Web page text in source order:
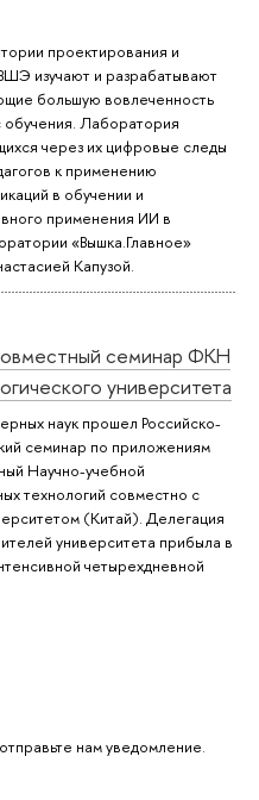
проектирования и
изучают и разрабатывают
большую вовлеченность
обучения. Лаборатория
через их цифровые следы
к применению
в обучении и
применения ИИ в
«Вышка.Главное»
Капузой.
семинар ФКН
университета
наук прошел Российско-
семинар по приложениям
Научно-учебной
технологий совместно с
(Китай). Делегация
университета прибыла в
четырехдневной
нам уведомление.